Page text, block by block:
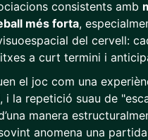
consistents amb
més forta,
del cervell:
a curt termini i
el joc com una
i la repetició suau de
manera
anomena una